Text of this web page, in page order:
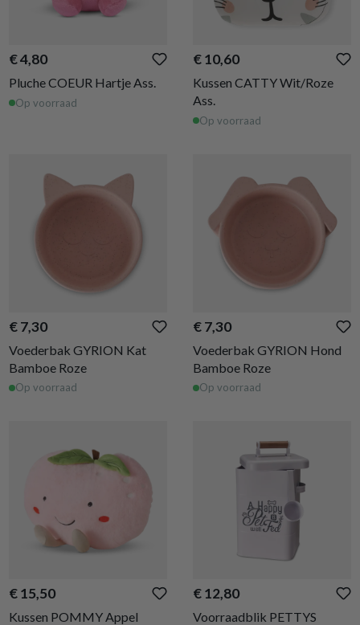
€ 4,80
Pluche COEUR Hartje Ass.
Op voorraad
€ 10,60
Kussen CATTY Wit/Roze
Ass.
Op voorraad
€ 7,30
Voederbak GYRION Kat
Bamboe Roze
Op voorraad
€ 7,30
Voederbak GYRION Hond
Bamboe Roze
Op voorraad
€ 15,50
Kussen POMMY Appel
€ 12,80
Voorraadblik PETTYS